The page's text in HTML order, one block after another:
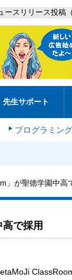
ースリリース投稿
先生サポート
プログラミング
」が聖徳学園中高
で採用